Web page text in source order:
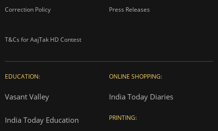
Correction Policy Press Releases
T&Cs for AajTak HD Contest
EDUCATION:
Vasant Valley
India Today Education
ONLINE SHOPPING:
India Today Diaries
PRINTING: